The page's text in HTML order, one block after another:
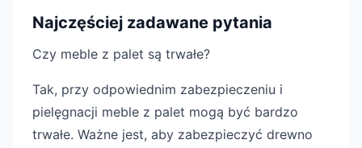
Najczęściej zadawane pytania
Czy meble z palet są trwałe?
Tak, przy odpowiednim zabezpieczeniu i
pielęgnacji meble z palet mogą być bardzo
trwałe. Ważne jest, aby zabezpieczyć drewno